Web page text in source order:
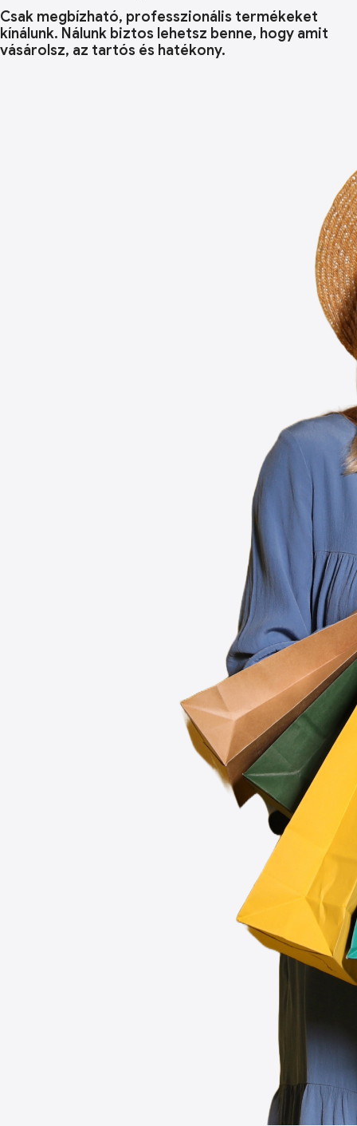
Csak megbízható, professzionális termékeket
kínálunk. Nálunk biztos lehetsz benne, hogy amit
vásárolsz, az tartós és hatékony.